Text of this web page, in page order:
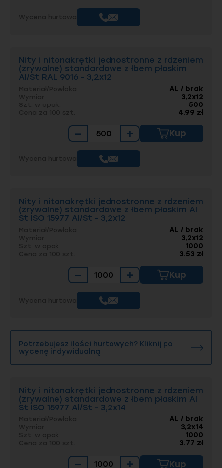
Nity i nitonakrętki jednostronne z rdzeniem
(zrywalne) standardowe z łbem płaskim
Al/St RAL 9016 - 3,2x12
AL / brak
3,2x12
500
4.99 zł
− + Kup
Nity i nitonakrętki jednostronne z rdzeniem
(zrywalne) standardowe z łbem płaskim Al
St ISO 15977 Al/St - 3,2x12
AL / brak
3,2x12
1000
3.53 zł
− + Kup
Potrzebujesz ilości hurtowych? Kliknij po
wycenę indywidualną
Nity i nitonakrętki jednostronne z rdzeniem
(zrywalne) standardowe z łbem płaskim Al
St ISO 15977 Al/St - 3,2x14
AL / brak
3,2x14
1000
3.77 zł
− + Kup